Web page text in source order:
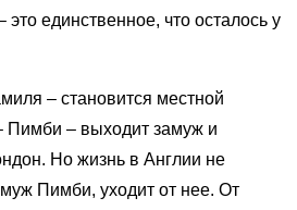
это единственное, что осталось у
– становится местной
Пимби – выходит замуж и
Но жизнь в Англии не
Пимби, уходит от нее. От